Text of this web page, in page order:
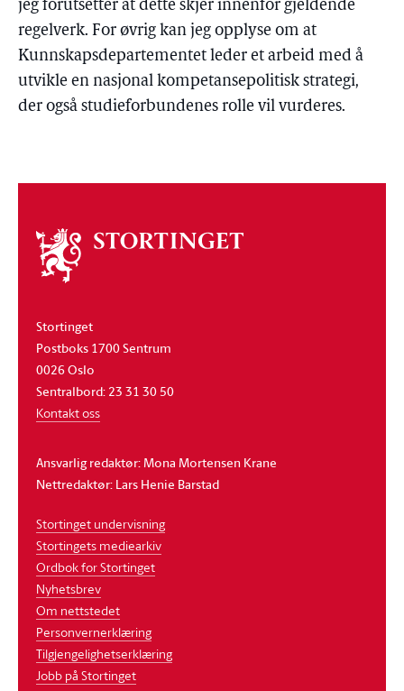
jeg forutsetter at dette skjer innenfor gjeldende
regelverk. For øvrig kan jeg opplyse om at
Kunnskapsdepartementet leder et arbeid med å
utvikle en nasjonal kompetansepolitisk strategi,
der også studieforbundenes rolle vil vurderes.
Om
stortinget
Stortinget
Postboks 1700 Sentrum
0026 Oslo
Sentralbord: 23 31 30 50
Kontakt oss
Ansvarlig redaktør: Mona Mortensen Krane
Nettredaktør: Lars Henie Barstad
Stortinget undervisning
Stortingets mediearkiv
Ordbok for Stortinget
Nyhetsbrev
Om nettstedet
Personvernerklæring
Tilgjengelighetserklæring
Jobb på Stortinget